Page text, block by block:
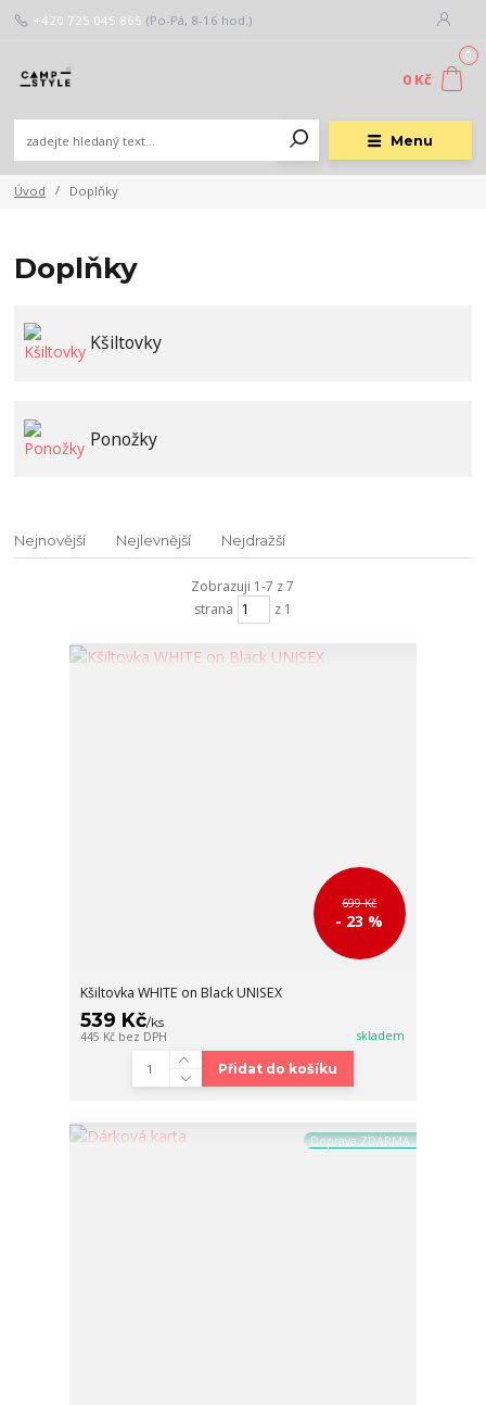
Menu
+420 725 045 865 (Po-Pá, 8-16 hod.)
0
0 Kč
Úvod Doplňky
Doplňky
Kšiltovky
Ponožky
Nejnovější Nejlevnější Nejdražší
Zobrazuji 1-7 z 7
strana
z 1
699 Kč
- 23 %
Kšiltovka WHITE on Black UNISEX
539 Kč/ks
445 Kč bez DPH skladem
Přidat do košíku
Doprava ZDARMA